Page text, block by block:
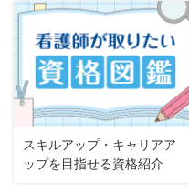
スキルアップ・キャリアア
ップを目指せる資格紹介